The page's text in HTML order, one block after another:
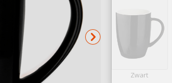
Bekijk alles
Zwart